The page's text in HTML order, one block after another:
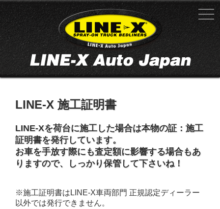
LINE-X 施工証明書
LINE-Xを荷台に施工した場合は本物の証：施工
証明書を発行しています。
お車を手放す際にも査定額に影響する場合もあ
りますので、しっかり保管して下さいね！
※施工証明書はLINE-X車両部門 正規認定ディーラー
以外では発行できません。